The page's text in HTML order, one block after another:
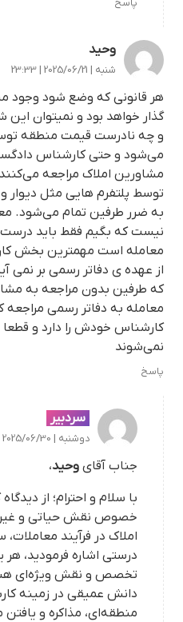
پاسخ
وحید
شنبه | 2025/06/21 | 23:33
هر قانونی که وضع شود وجود
گذار خواهد بود و نمیتوان
و چه نادرست قیمت منطقه
می‌شود و حتی کارشناس
مشاورین املاک مراجعه
توسط پلتفرم هایی مثل دیوار
به ضرر طرفین تمام می‌شود.
نیست که بگیم فقط باید
معامله است مهمترین بخش
از عهده ی دفاتر رسمی بر نمی
که طرفین بدون مراجعه به
معامله به دفاتر رسمی مراجعه
کارشناس خودش را دارد و
نمی‌شوند
پاسخ
سردبیر
دوشنبه | 2025/06/30 | 13:27
جناب آقای وحید،
با سلام و احترام؛ از
خصوص نقش حیاتی و
املاک در فرآیند
درستی اشاره فرمودید، هر
تخصص و نقش ویژه‌ای
دانش عمیقی در زمینه
منطقه‌ای، مذاکره و